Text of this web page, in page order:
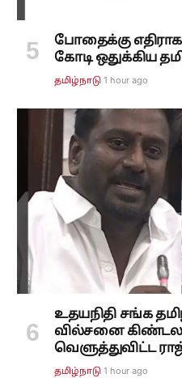
போதைக்கு
கோடி ஒதுக்கிய
தமிழ்நாடு 1 hour ago
உதயநிதி சங்க
வில்சனை
வெளுத்துவிட்ட
தமிழ்நாடு 1 hour ago